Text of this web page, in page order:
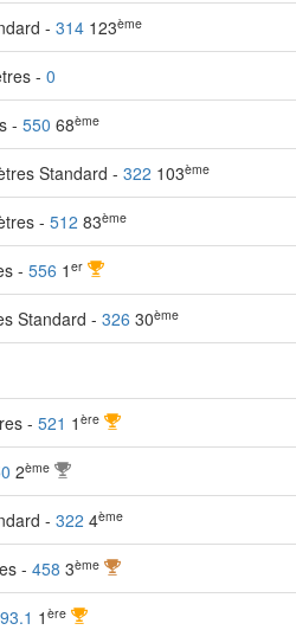
- 314 123ème
- 0
- 550 68ème
Standard - 322 103ème
- 512 83ème
- 556 1 er
Standard - 326 30ème
- 521 1 ère
2ème
- 322 4ème
- 458 3ème
1 ère